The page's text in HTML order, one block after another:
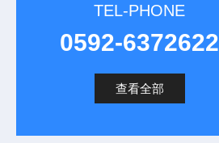
TEL-PHONE
0592-6372622
查看全部